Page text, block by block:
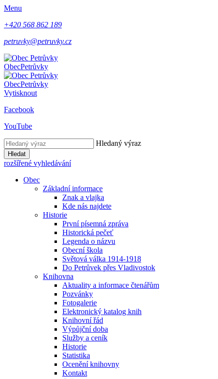
Menu
+420 568 862 189
petruvky@petruvky.cz
ObecPetrůvky
ObecPetrůvky
Vytisknout
Facebook
YouTube
Hledaný výraz
Hledat
rozšířené vyhledávání
Obec
Základní informace
Znak a vlajka
Kde nás najdete
Historie
První písemná zpráva
Historická pečeť
Legenda o názvu
Obecní škola
Světová válka 1914-1918
Do Petrůvek přes Vladivostok
Knihovna
Aktuality a informace čtenářům
Pozvánky
Fotogalerie
Elektronický katalog knih
Knihovní řád
Výpůjční doba
Služby a ceník
Historie
Statistika
Ocenění knihovny
Kontakt